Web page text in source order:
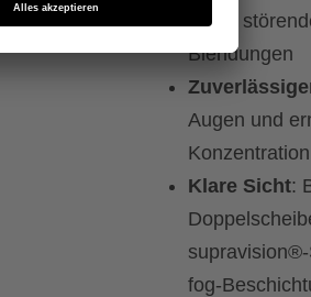
durch
Blendungen
Augen und
Konzentration
Klare Sicht:
fog-